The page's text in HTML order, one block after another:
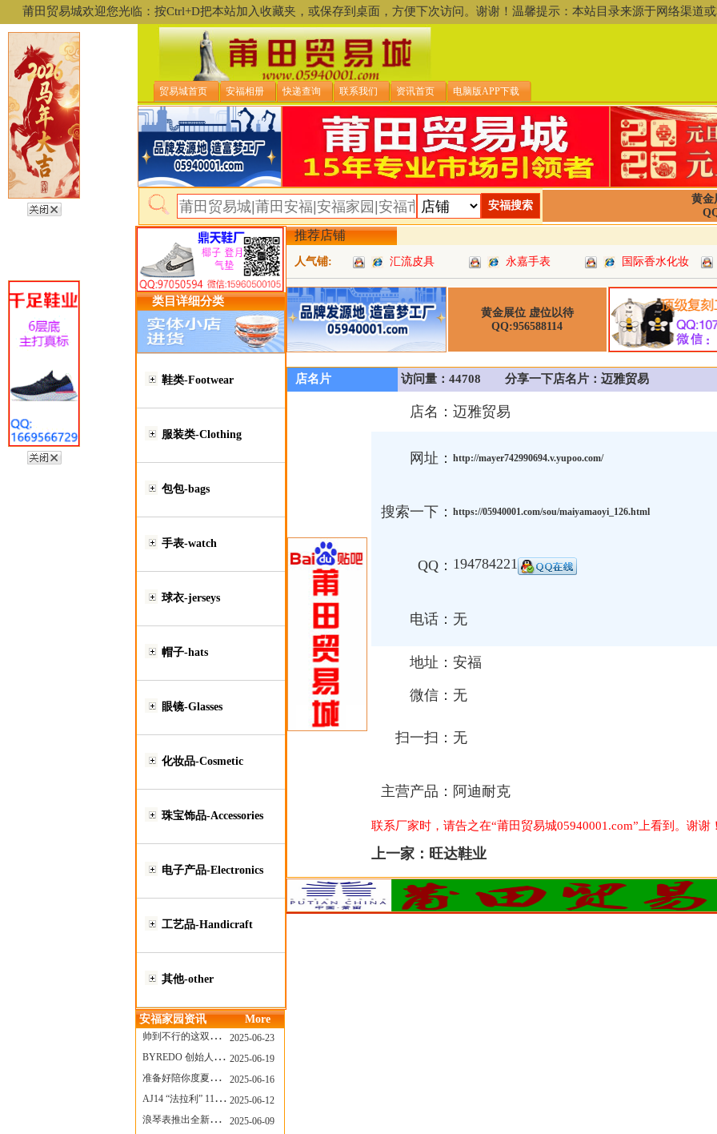
莆田贸易城欢迎您光临：按Ctrl+D把本站加入收藏夹，或保存到桌面，方便下次访问。谢谢！温馨提示：本站目录来源于网络渠道
贸易城首页 安福相册 快递查询 联系我们 资讯首页 电脑版APP下载
黄金
类目详细分类
鞋类-Footwear
服装类-Clothing
包包-bags
手表-watch
球衣-jerseys
帽子-hats
眼镜-Glasses
化妆品-Cosmetic
珠宝饰品-Accessories
电子产品-Electronics
工艺品-Handicraft
其他-other
安福家园资讯 More
帅到不行的这双跑鞋，其实藏着Nike第一位签约跑者的故事
2025-06-23
BYREDO 创始人离任，也带走了那份灵魂感
2025-06-19
准备好陪你度夏，nanamica x Suicoke 新联名来了
2025-06-16
AJ14 “法拉利” 11年后回归，红色超跑气场全开
2025-06-12
浪琴表推出全新先行者系列祖鲁时间1925腕表
2025-06-09
推荐店铺
人气铺: 汇流皮具 永嘉手表 国际香水化妆
黄金展位 虚位以待
QQ:956588114
店名片 访问量：44708 分享一下店名片：迈雅贸易
店名： 迈雅贸易
网址： http://mayer742990694.v.yupoo.com/
搜索一下： https://05940001.com/sou/maiyamaoyi_126.html
QQ： 194784221
电话： 无
地址： 安福
微信： 无
扫一扫： 无
主营产品： 阿迪耐克
联系厂家时，请告之在“莆田贸易城05940001.com”上看到。谢谢
上一家： 旺达鞋业